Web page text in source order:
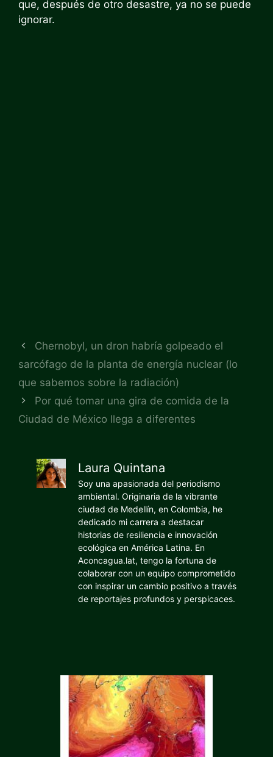
que, después de otro desastre, ya no se puede
ignorar.
Chernobyl, un dron habría golpeado el
sarcófago de la planta de energía nuclear (lo
que sabemos sobre la radiación)
Por qué tomar una gira de comida de la
Ciudad de México llega a diferentes
Laura Quintana
Soy una apasionada del periodismo
ambiental. Originaria de la vibrante
ciudad de Medellín, en Colombia, he
dedicado mi carrera a destacar
historias de resiliencia e innovación
ecológica en América Latina. En
Aconcagua.lat, tengo la fortuna de
colaborar con un equipo comprometido
con inspirar un cambio positivo a través
de reportajes profundos y perspicaces.